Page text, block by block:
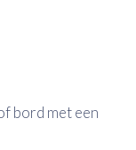
bord met een